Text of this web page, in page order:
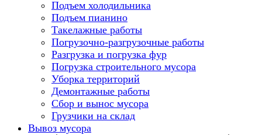
Подъем холодильника
Подъем пианино
Такелажные работы
Погрузочно-разгрузочные работы
Разгрузка и погрузка фур
Погрузка строительного мусора
Уборка территорий
Демонтажные работы
Сбор и вынос мусора
Грузчики на склад
Вывоз мусора